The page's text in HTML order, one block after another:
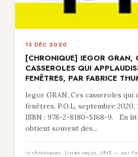
13 DÉC 2020
[CHRONIQUE] IEGOR GRAN,
CASSEROLES QUI
FENÊTRES, PAR FABRICE
Iegor GRAN, Ces casseroles qui
fenêtres, P.O.L, septembre 2020,
ISBN : 978-2-8180-5168-9. En
obtient souvent des...
in chroniques, Livres reçus, UNE — par